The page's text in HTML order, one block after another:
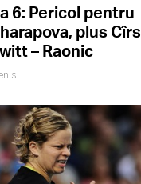
6: Pericol pentru
plus
– Raonic